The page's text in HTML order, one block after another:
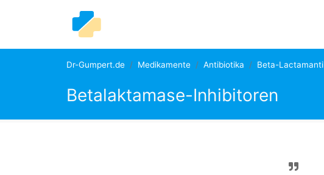
Dr-Gumpert.de Medikamente Antibiotika Beta-
Betalaktamase-Inhibitoren